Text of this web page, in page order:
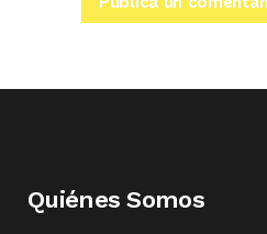
Quiénes Somos